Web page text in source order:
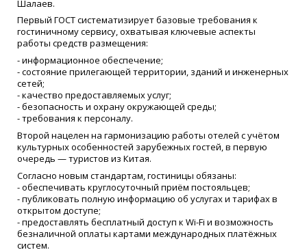
Шалаев.
Первый ГОСТ систематизирует базовые требования к
гостиничному сервису, охватывая ключевые аспекты
работы средств размещения:
- информационное обеспечение;
- состояние прилегающей территории, зданий и инженерных
сетей;
- качество предоставляемых услуг;
- безопасность и охрану окружающей среды;
- требования к персоналу.
Второй нацелен на гармонизацию работы отелей с учётом
культурных особенностей зарубежных гостей, в первую
очередь — туристов из Китая.
Согласно новым стандартам, гостиницы обязаны:
- обеспечивать круглосуточный приём постояльцев;
- публиковать полную информацию об услугах и тарифах в
открытом доступе;
- предоставлять бесплатный доступ к Wi-Fi и возможность
безналичной оплаты картами международных платёжных
систем.